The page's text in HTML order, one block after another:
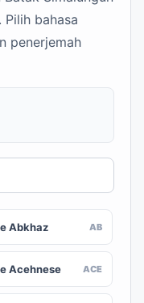
bahasa
penerjemah
Abkhaz AB
Acehnese ACE